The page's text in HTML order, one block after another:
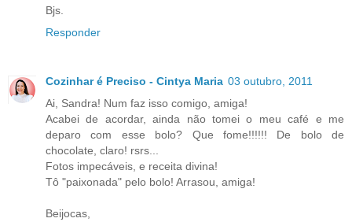
Bjs.
Responder
Cozinhar é Preciso - Cintya Maria 03 outubro, 2011
Ai, Sandra! Num faz isso comigo, amiga!
Acabei de acordar, ainda não tomei o meu café e me
deparo com esse bolo? Que fome!!!!!! De bolo de
chocolate, claro! rsrs...
Fotos impecáveis, e receita divina!
Tô "paixonada" pelo bolo! Arrasou, amiga!
Beijocas,